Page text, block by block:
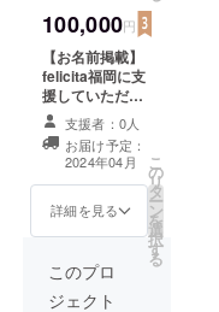
いった見え方を
実現して 企業の
イメージアップ
に繋げます
100,000円
【お名前掲載】
felicita福岡に支
援していただけ
る支援者様のお
名前（ニック
ネーム）を掲載
します。 支援を
していただける
企業様の支援
は、 ユニフォー
れさせていただ
き SNSを通じて
宣伝活動もいた
支援者：0人
お届け予定：
2024年04月
詳細を見る
こ
の
リ
タ
ー
ン
を
選
択
す
る
このプロ
ジェクト